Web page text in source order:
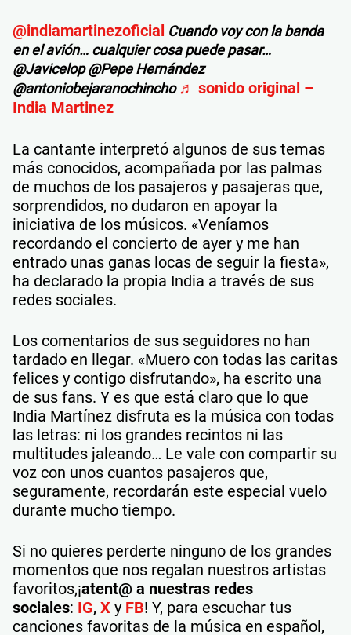
@indiamartinezoficial Cuando voy con la banda
en el avión… cualquier cosa puede pasar…
@Javicelop @Pepe Hernández
@antoniobejaranochincho♬ sonido original –
India Martinez
La cantante interpretó algunos de sus temas
más conocidos, acompañada por las palmas
de muchos de los pasajeros y pasajeras que,
sorprendidos, no dudaron en apoyar la
iniciativa de los músicos. «Veníamos
recordando el concierto de ayer y me han
entrado unas ganas locas de seguir la fiesta»,
ha declarado la propia India a través de sus
redes sociales.
Los comentarios de sus seguidores no han
tardado en llegar. «Muero con todas las caritas
felices y contigo disfrutando», ha escrito una
de sus fans. Y es que está claro que lo que
India Martínez disfruta es la música con todas
las letras: ni los grandes recintos ni las
multitudes jaleando… Le vale con compartir su
voz con unos cuantos pasajeros que,
seguramente, recordarán este especial vuelo
durante mucho tiempo.
Si no quieres perderte ninguno de los grandes
momentos que nos regalan nuestros artistas
favoritos,¡atent@ a nuestras redes
sociales: IG, X y FB! Y, para escuchar tus
canciones favoritas de la música en español,